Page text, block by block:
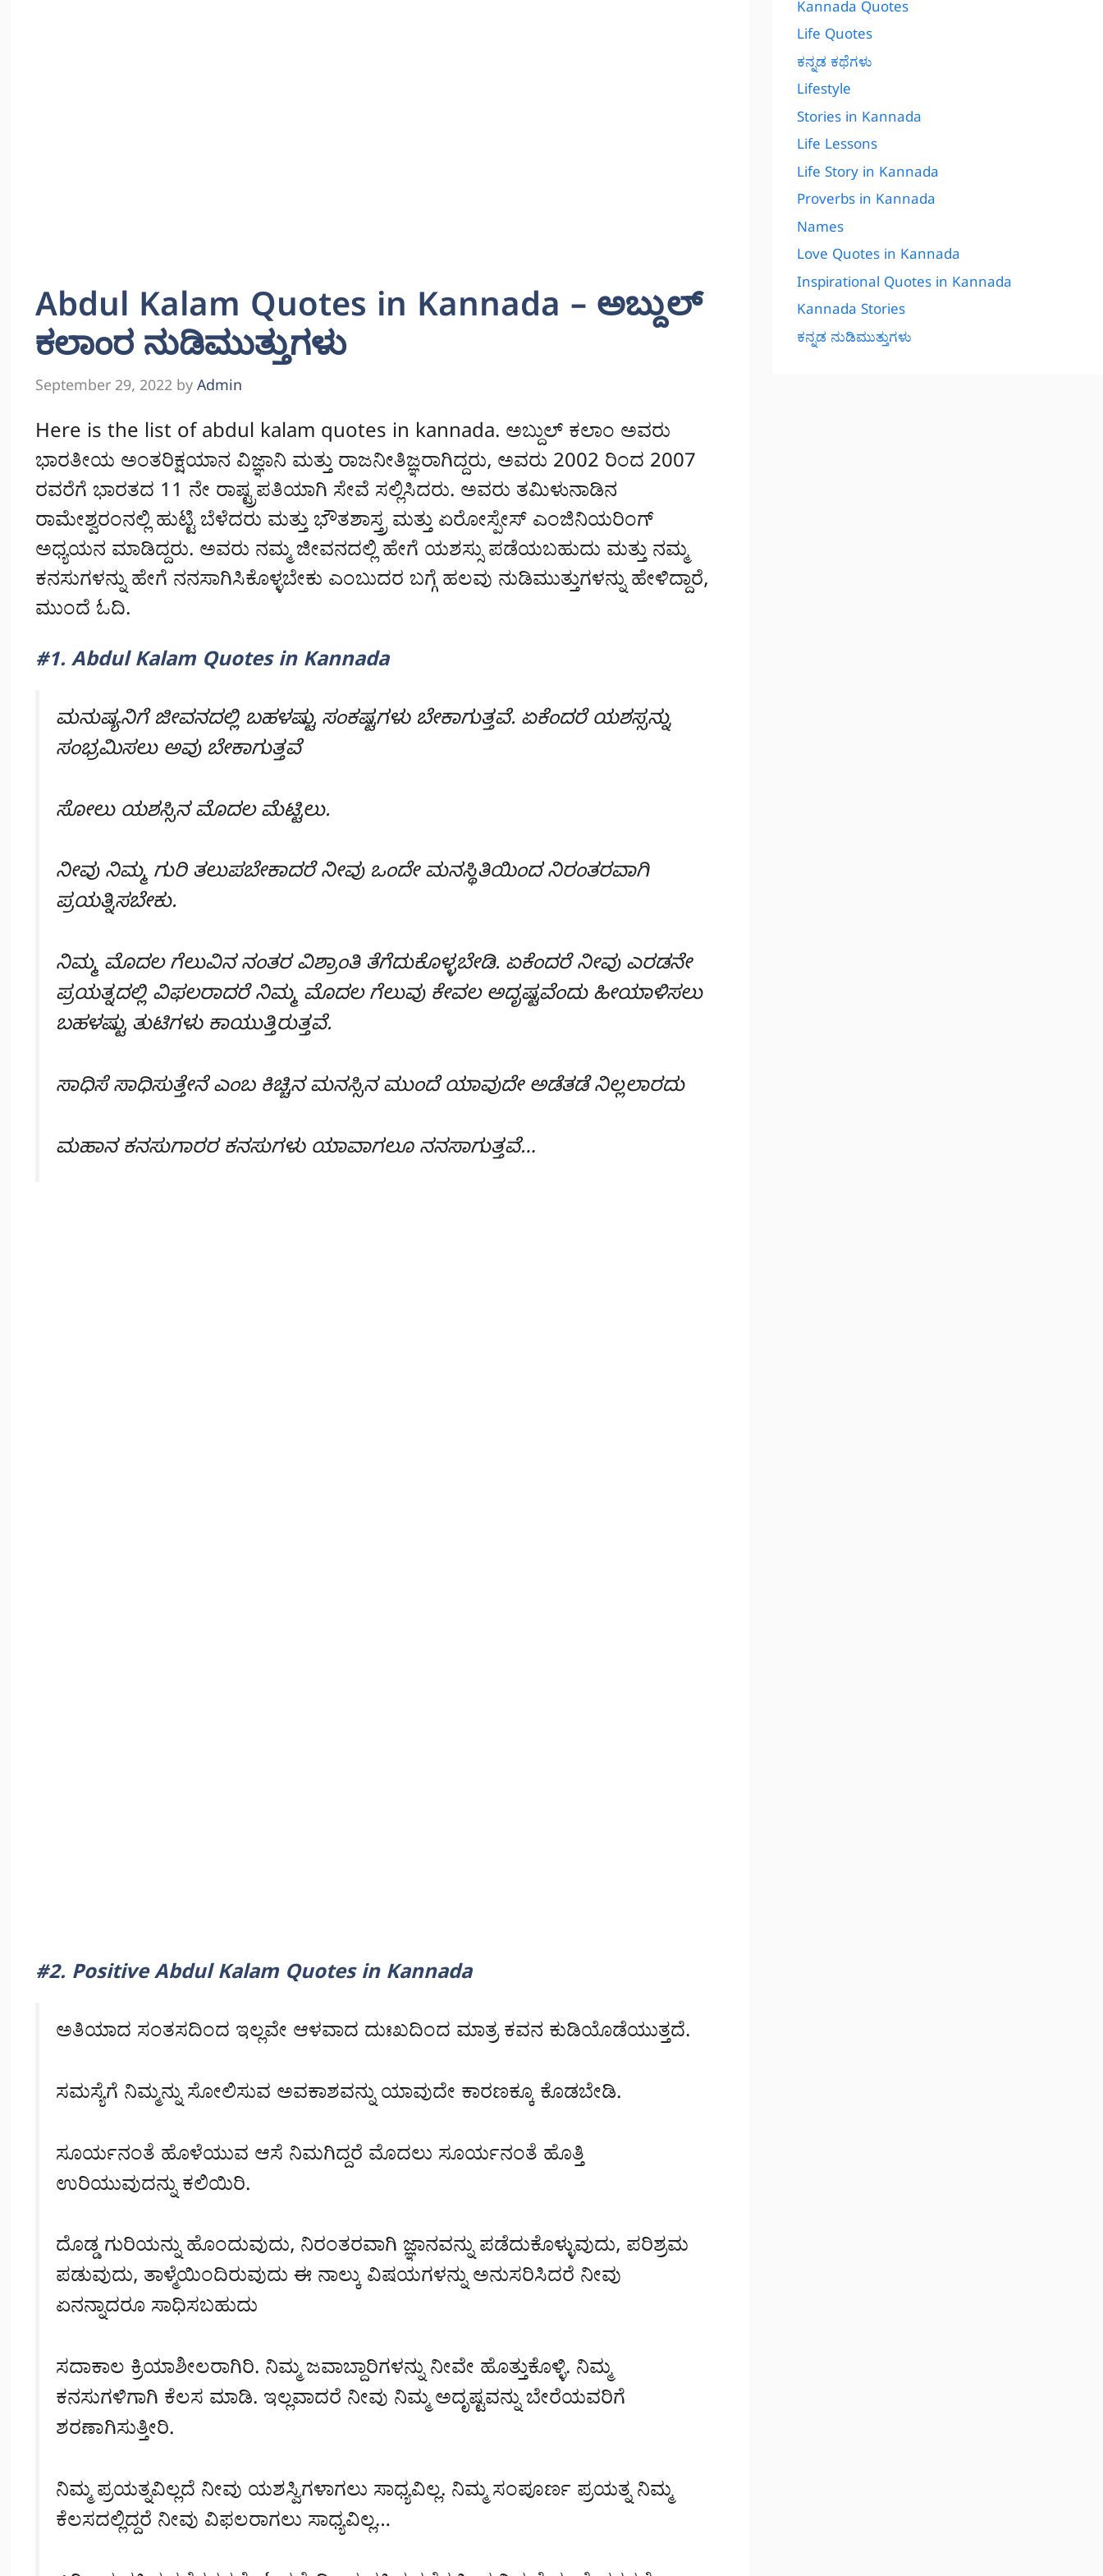
Abdul Kalam Quotes in Kannada – ಅಬ್ದುಲ್
ಕಲಾಂರ ನುಡಿಮುತ್ತುಗಳು
September 29, 2022 by Admin
Here is the list of abdul kalam quotes in kannada. ಅಬ್ದುಲ್ ಕಲಾಂ ಅವರು
ಭಾರತೀಯ ಅಂತರಿಕ್ಷಯಾನ ವಿಜ್ಞಾನಿ ಮತ್ತು ರಾಜನೀತಿಜ್ಞರಾಗಿದ್ದರು, ಅವರು 2002 ರಿಂದ 2007
ರವರೆಗೆ ಭಾರತದ 11 ನೇ ರಾಷ್ಟ್ರಪತಿಯಾಗಿ ಸೇವೆ ಸಲ್ಲಿಸಿದರು. ಅವರು ತಮಿಳುನಾಡಿನ
ರಾಮೇಶ್ವರಂನಲ್ಲಿ ಹುಟ್ಟಿ ಬೆಳೆದರು ಮತ್ತು ಭೌತಶಾಸ್ತ್ರ ಮತ್ತು ಏರೋಸ್ಪೇಸ್ ಎಂಜಿನಿಯರಿಂಗ್
ಅಧ್ಯಯನ ಮಾಡಿದ್ದರು. ಅವರು ನಮ್ಮ ಜೀವನದಲ್ಲಿ ಹೇಗೆ ಯಶಸ್ಸು ಪಡೆಯಬಹುದು ಮತ್ತು ನಮ್ಮ
ಕನಸುಗಳನ್ನು ಹೇಗೆ ನನಸಾಗಿಸಿಕೊಳ್ಳಬೇಕು ಎಂಬುದರ ಬಗ್ಗೆ ಹಲವು ನುಡಿಮುತ್ತುಗಳನ್ನು ಹೇಳಿದ್ದಾರೆ,
ಮುಂದೆ ಓದಿ.
#1. Abdul Kalam Quotes in Kannada
ಮನುಷ್ಯನಿಗೆ ಜೀವನದಲ್ಲಿ ಬಹಳಷ್ಟು ಸಂಕಷ್ಟಗಳು ಬೇಕಾಗುತ್ತವೆ. ಏಕೆಂದರೆ ಯಶಸ್ಸನ್ನು
ಸಂಭ್ರಮಿಸಲು ಅವು ಬೇಕಾಗುತ್ತವೆ
ಸೋಲು ಯಶಸ್ಸಿನ ಮೊದಲ ಮೆಟ್ಟಿಲು.
ನೀವು ನಿಮ್ಮ ಗುರಿ ತಲುಪಬೇಕಾದರೆ ನೀವು ಒಂದೇ ಮನಸ್ಥಿತಿಯಿಂದ ನಿರಂತರವಾಗಿ
ಪ್ರಯತ್ನಿಸಬೇಕು.
ನಿಮ್ಮ ಮೊದಲ ಗೆಲುವಿನ ನಂತರ ವಿಶ್ರಾಂತಿ ತೆಗೆದುಕೊಳ್ಳಬೇಡಿ. ಏಕೆಂದರೆ ನೀವು ಎರಡನೇ
ಪ್ರಯತ್ನದಲ್ಲಿ ವಿಫಲರಾದರೆ ನಿಮ್ಮ ಮೊದಲ ಗೆಲುವು ಕೇವಲ ಅದೃಷ್ಟವೆಂದು ಹೀಯಾಳಿಸಲು
ಬಹಳಷ್ಟು ತುಟಿಗಳು ಕಾಯುತ್ತಿರುತ್ತವೆ.
ಸಾಧಿಸೆ ಸಾಧಿಸುತ್ತೇನೆ ಎಂಬ ಕಿಚ್ಚಿನ ಮನಸ್ಸಿನ ಮುಂದೆ ಯಾವುದೇ ಅಡೆತಡೆ ನಿಲ್ಲಲಾರದು
ಮಹಾನ ಕನಸುಗಾರರ ಕನಸುಗಳು ಯಾವಾಗಲೂ ನನಸಾಗುತ್ತವೆ…
#2. Positive Abdul Kalam Quotes in Kannada
ಅತಿಯಾದ ಸಂತಸದಿಂದ ಇಲ್ಲವೇ ಆಳವಾದ ದುಃಖದಿಂದ ಮಾತ್ರ ಕವನ ಕುಡಿಯೊಡೆಯುತ್ತದೆ.
ಸಮಸ್ಯೆಗೆ ನಿಮ್ಮನ್ನು ಸೋಲಿಸುವ ಅವಕಾಶವನ್ನು ಯಾವುದೇ ಕಾರಣಕ್ಕೂ ಕೊಡಬೇಡಿ.
ಸೂರ್ಯನಂತೆ ಹೊಳೆಯುವ ಆಸೆ ನಿಮಗಿದ್ದರೆ ಮೊದಲು ಸೂರ್ಯನಂತೆ ಹೊತ್ತಿ
ಉರಿಯುವುದನ್ನು ಕಲಿಯಿರಿ.
ದೊಡ್ಡ ಗುರಿಯನ್ನು ಹೊಂದುವುದು, ನಿರಂತರವಾಗಿ ಜ್ಞಾನವನ್ನು ಪಡೆದುಕೊಳ್ಳುವುದು, ಪರಿಶ್ರಮ
ಪಡುವುದು, ತಾಳ್ಮೆಯಿಂದಿರುವುದು ಈ ನಾಲ್ಕು ವಿಷಯಗಳನ್ನು ಅನುಸರಿಸಿದರೆ ನೀವು
ಏನನ್ನಾದರೂ ಸಾಧಿಸಬಹುದು
ಸದಾಕಾಲ ಕ್ರಿಯಾಶೀಲರಾಗಿರಿ. ನಿಮ್ಮ ಜವಾಬ್ದಾರಿಗಳನ್ನು ನೀವೇ ಹೊತ್ತುಕೊಳ್ಳಿ. ನಿಮ್ಮ
ಕನಸುಗಳಿಗಾಗಿ ಕೆಲಸ ಮಾಡಿ. ಇಲ್ಲವಾದರೆ ನೀವು ನಿಮ್ಮ ಅದೃಷ್ಟವನ್ನು ಬೇರೆಯವರಿಗೆ
ಶರಣಾಗಿಸುತ್ತೀರಿ.
ನಿಮ್ಮ ಪ್ರಯತ್ನವಿಲ್ಲದೆ ನೀವು ಯಶಸ್ವಿಗಳಾಗಲು ಸಾಧ್ಯವಿಲ್ಲ. ನಿಮ್ಮ ಸಂಪೂರ್ಣ ಪ್ರಯತ್ನ ನಿಮ್ಮ
ಕೆಲಸದಲ್ಲಿದ್ದರೆ ನೀವು ವಿಫಲರಾಗಲು ಸಾಧ್ಯವಿಲ್ಲ…
Kannada Quotes
Life Quotes
ಕನ್ನಡ ಕಥೆಗಳು
Lifestyle
Stories in Kannada
Life Lessons
Life Story in Kannada
Proverbs in Kannada
Names
Love Quotes in Kannada
Inspirational Quotes in Kannada
Kannada Stories
ಕನ್ನಡ ನುಡಿಮುತ್ತುಗಳು